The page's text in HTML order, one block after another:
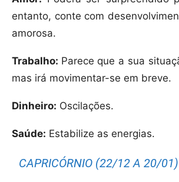
entanto, conte com
amorosa.
Trabalho: Parece que a sua
mas irá movimentar-se em breve.
Dinheiro: Oscilações.
Saúde: Estabilize as energias.
CAPRICÓRNIO (22/12 A 20/01)